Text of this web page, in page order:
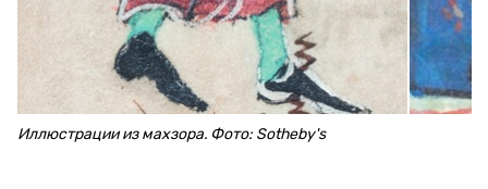
Иллюстрации из махзора. Фото: Sotheby's